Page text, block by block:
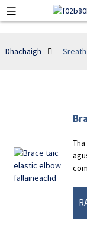
Dhachaigh